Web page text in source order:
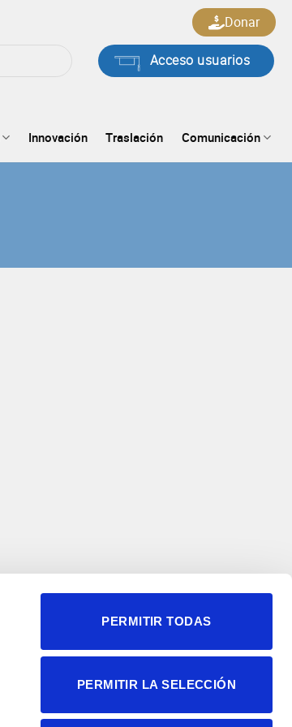
PERMITIR TODAS
PERMITIR LA SELECCIÓN
Acceso usuarios
Donar
Innovación Traslación Comunicación
Neurociencias
Política de privacidad